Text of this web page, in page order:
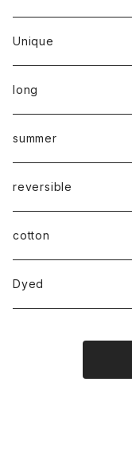
Unique
long
summer
reversible
cotton
Dyed